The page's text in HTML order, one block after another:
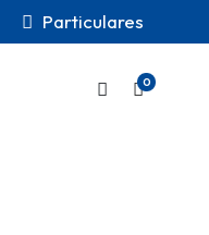
Particulares
0